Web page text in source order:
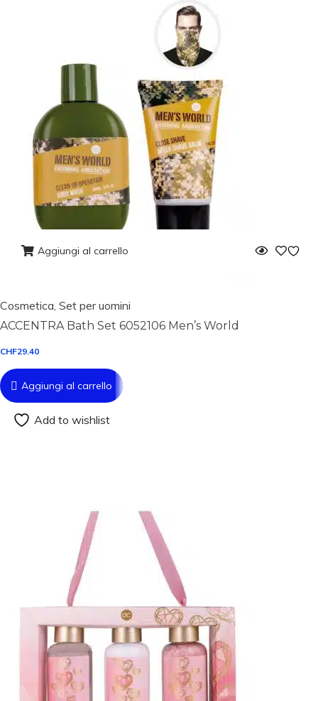
Aggiungi al carrello
Cosmetica, Set per uomini
ACCENTRA Bath Set 6052106 Men’s World
CHF29.40
Aggiungi al carrello
Add to wishlist